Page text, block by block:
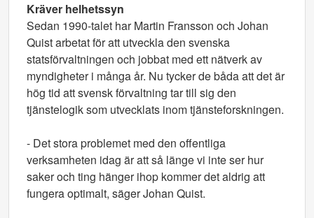
Kräver helhetssyn
Sedan 1990-talet har Martin Fransson och Johan
Quist arbetat för att utveckla den svenska
statsförvaltningen och jobbat med ett nätverk av
myndigheter i många år. Nu tycker de båda att det är
hög tid att svensk förvaltning tar till sig den
tjänstelogik som utvecklats inom tjänsteforskningen.
- Det stora problemet med den offentliga
verksamheten idag är att så länge vi inte ser hur
saker och ting hänger ihop kommer det aldrig att
fungera optimalt, säger Johan Quist.